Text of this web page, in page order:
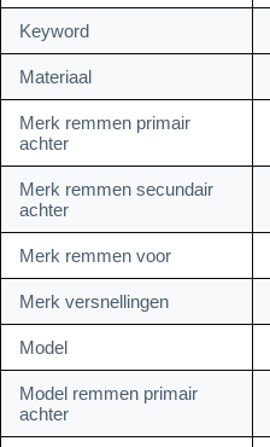
Keyword
Materiaal
Merk remmen primair
achter
Merk remmen secundair
achter
Merk remmen voor
Merk versnellingen
Model
Model remmen primair
achter